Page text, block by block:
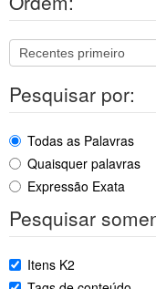
Pesquisar por:
Todas as Palavras
Quaisquer palavras
Expressão Exata
Pesquisar
Itens K2